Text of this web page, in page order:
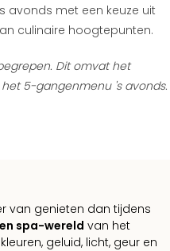
avonds met een keuze uit
culinaire hoogtepunten.
Dit omvat het
5-gangenmenu 's avonds.
van genieten dan tijdens
spa-wereld van het
geluid, licht, geur en